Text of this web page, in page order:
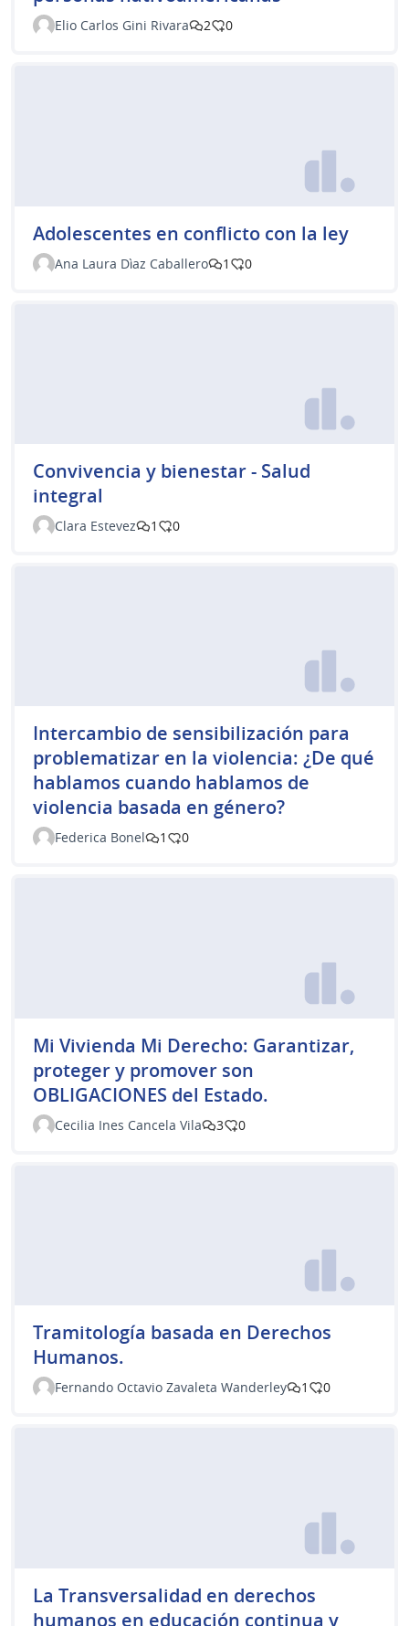
Elio Carlos Gini Rivara 2 0
Adolescentes en conflicto con la ley
Ana Laura Dìaz Caballero 1 0
Convivencia y bienestar - Salud
integral
Clara Estevez 1 0
Intercambio de sensibilización para
problematizar en la violencia: ¿De qué
hablamos cuando hablamos de
violencia basada en género?
Federica Bonel 1 0
Mi Vivienda Mi Derecho: Garantizar,
proteger y promover son
OBLIGACIONES del Estado.
Cecilia Ines Cancela Vila 3 0
Tramitología basada en Derechos
Humanos.
Fernando Octavio Zavaleta Wanderley 1 0
La Transversalidad en derechos
humanos en educación continua y